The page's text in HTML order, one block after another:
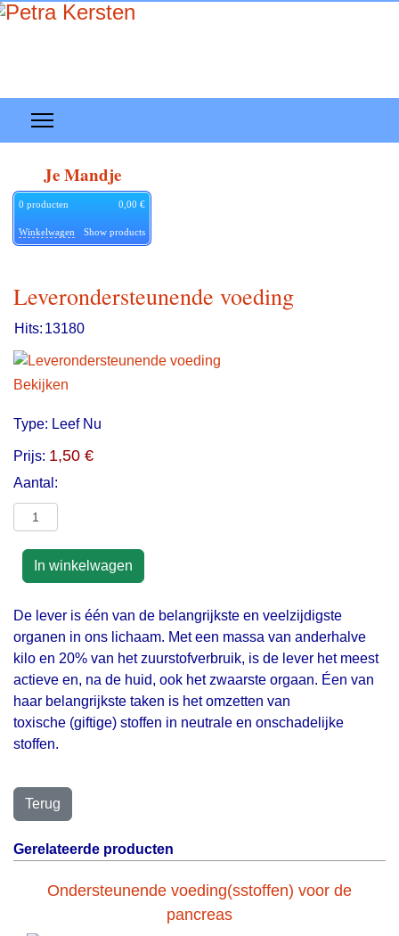
Je Mandje
0 producten 0,00 €
Winkelwagen Show products
Leverondersteunende voeding
Hits: 13180
Bekijken
Type: Leef Nu
Prijs: 1,50 €
Aantal:
De lever is één van de belangrijkste en veelzijdigste
organen in ons lichaam. Met een massa van anderhalve
kilo en 20% van het zuurstofverbruik, is de lever het meest
actieve en, na de huid, ook het zwaarste orgaan. Éen van
haar belangrijkste taken is het omzetten van
toxische (giftige) stoffen in neutrale en onschadelijke
stoffen.
Gerelateerde producten
Ondersteunende voeding(sstoffen) voor de
pancreas